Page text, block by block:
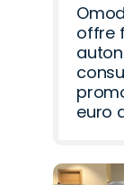
offre
euro